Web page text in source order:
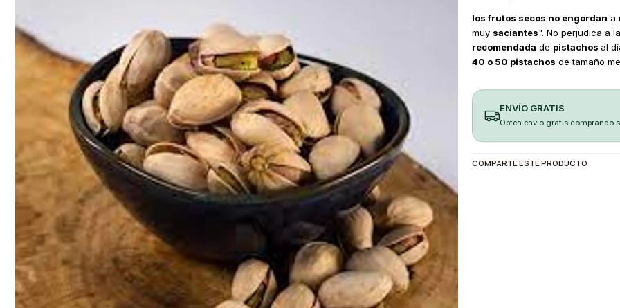
los frutos secos no engordan a
muy saciantes". No perjudica a
recomendada de pistachos al
40 o 50 pistachos de tamaño
ENVÍO GRATIS
Obten envio gratis comprando
COMPARTE ESTE PRODUCTO